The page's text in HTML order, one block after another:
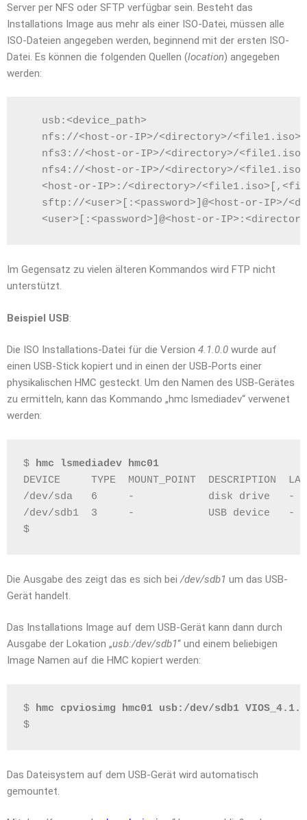
Server per NFS oder SFTP verfügbar sein. Besteht das
Installations Image aus mehr als einer ISO-Datei, müssen alle
ISO-Dateien angegeben werden, beginnend mit der ersten ISO-
Datei. Es können die folgenden Quellen (location) angegeben
werden:
usb:<device_path>
nfs://<host-or-IP>/<directory>/
nfs3://<host-or-IP>/<directory>/
nfs4://<host-or-IP>/<directory>/
<host-or-IP>:/<directory>/
sftp://<user>[:<password>]@<host-or-IP>/
<user>[:<password>]@<host-or-
Im Gegensatz zu vielen älteren Kommandos wird FTP nicht
unterstützt.
Beispiel USB:
Die ISO Installations-Datei für die Version 4.1.0.0 wurde auf
einen USB-Stick kopiert und in einen der USB-Ports einer
physikalischen HMC gesteckt. Um den Namen des USB-Gerätes
zu ermitteln, kann das Kommando „hmc lsmediadev“ verwenet
werden:
$ hmc lsmediadev hmc01
DEVICE     TYPE  MOUNT_POINT  DESCRIPTION
/dev/sda   6     -            disk drive   -
/dev/sdb1  3     -            USB device   -
$
Die Ausgabe des zeigt das es sich bei /dev/sdb1 um das USB-
Gerät handelt.
Das Installations Image auf dem USB-Gerät kann dann durch
Ausgabe der Lokation „usb:/dev/sdb1“ und einem beliebigen
Image Namen auf die HMC kopiert werden:
$ hmc cpviosimg hmc01 usb:/dev/sdb1
$
Das Dateisystem auf dem USB-Gerät wird automatisch
gemountet.